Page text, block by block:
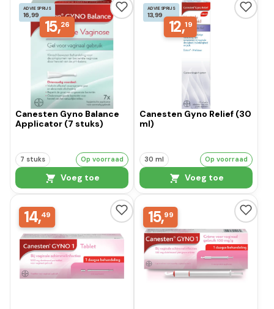
ADVIESPRIJS
16,99
15,26
Canesten Gyno Balance
Applicator (7 stuks)
7 stuks Op voorraad
Voeg toe
ADVIESPRIJS
13,99
12,19
Canesten Gyno Relief (30
ml)
30 ml Op voorraad
Voeg toe
14,49 15,99